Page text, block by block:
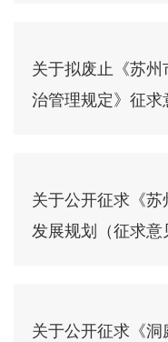
关于拟废止《苏
治管理规定》征求
关于公开征求《
发展规划（征求
关于公开征求《